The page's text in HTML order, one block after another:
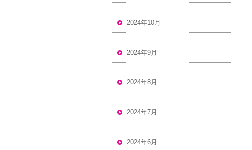
2024年10月
2024年9月
2024年8月
2024年7月
2024年6月